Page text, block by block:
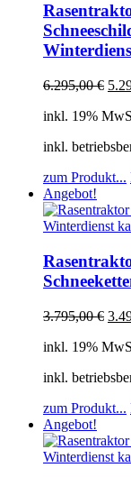
6.295,00€
inkl. 19%
inkl.
zum Produkt...
Angebot!
3.795,00€
inkl. 19%
inkl.
zum Produkt...
Angebot!